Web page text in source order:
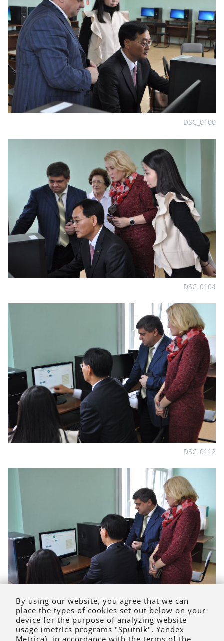
DSC_0100
DSC_0104
DSC_0112
DSC_0114
By using our website, you agree that we can
place the types of cookies set out below on your
device for the purpose of analyzing website
usage (metrics programs "Sputnik", Yandex
Metrica), in accordance with the terms of the